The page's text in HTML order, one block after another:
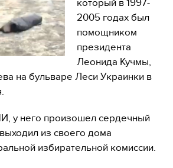
который в 1997-
2005 годах был
помощником
президента
Леонида Кучмы,
на бульваре Леси Украинки в
у него произошел сердечный
из своего дома
избирательной комиссии.